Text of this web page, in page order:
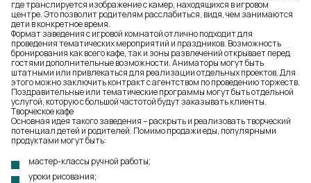
где транслируется изображение с камер, находящихся в игровом
центре. Это позволит родителям расслабиться, видя, чем занимаются
дети в конкретное время.
Формат заведения с игровой комнатой отлично подходит для
проведения тематических мероприятий и праздников. Возможность
бронирования как всего кафе, так и зоны развлечений открывает перед
гостями дополнительные возможности. Аниматоры могут быть
штатными или привлекаться для реализации отдельных проектов. Для
этого можно заключить контракт с агентством по проведению торжеств.
Поздравительные или тематические программы могут быть отдельной
услугой, которую с большой частотой будут заказывать клиенты.
Творческое кафе
Основная идея такого заведения – раскрыть и реализовать творческий
потенциал детей и родителей. Помимо продажи еды, популярными
продуктами могут быть:
мастер-классы ручной работы;
уроки рисования;